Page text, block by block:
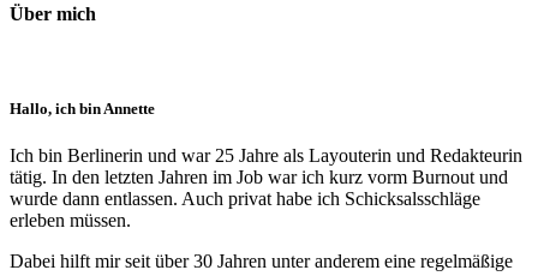
Über mich
Hallo, ich bin Annette
Ich bin Berlinerin und war 25 Jahre als Layouterin und Redak­teurin
tätig. In den letzten Jahren im Job war ich kurz vorm Burnout und
wurde dann ent­lassen. Auch privat habe ich Schick­sals­schläge
erleben müssen.
Dabei hilft mir seit über 30 Jahren unter anderem eine regelmäßige